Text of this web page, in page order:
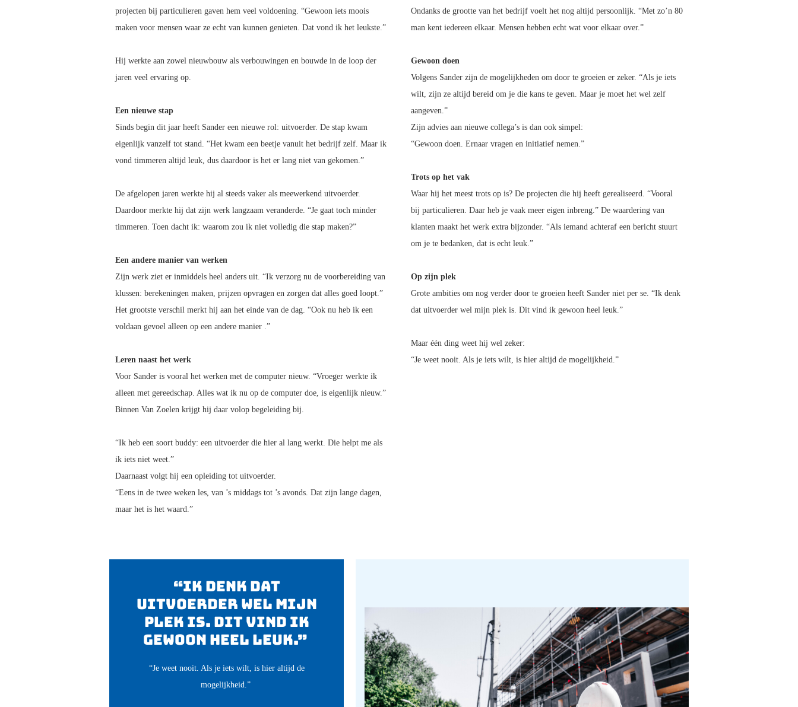
projecten bij particulieren gaven hem veel voldoening. “Gewoon iets moois
maken voor mensen waar ze echt van kunnen genieten. Dat vond ik het leukste.”
Hij werkte aan zowel nieuwbouw als verbouwingen en bouwde in de loop der
jaren veel ervaring op.
Een nieuwe stap
Sinds begin dit jaar heeft Sander een nieuwe rol: uitvoerder. De stap kwam
eigenlijk vanzelf tot stand. “Het kwam een beetje vanuit het bedrijf zelf. Maar ik
vond timmeren altijd leuk, dus daardoor is het er lang niet van gekomen.”
De afgelopen jaren werkte hij al steeds vaker als meewerkend uitvoerder.
Daardoor merkte hij dat zijn werk langzaam veranderde. “Je gaat toch minder
timmeren. Toen dacht ik: waarom zou ik niet volledig die stap maken?”
Een andere manier van werken
Zijn werk ziet er inmiddels heel anders uit. “Ik verzorg nu de voorbereiding van
klussen: berekeningen maken, prijzen opvragen en zorgen dat alles goed loopt.”
Het grootste verschil merkt hij aan het einde van de dag. “Ook nu heb ik een
voldaan gevoel alleen op een andere manier .”
Leren naast het werk
Voor Sander is vooral het werken met de computer nieuw. “Vroeger werkte ik
alleen met gereedschap. Alles wat ik nu op de computer doe, is eigenlijk nieuw.”
Binnen Van Zoelen krijgt hij daar volop begeleiding bij.
“Ik heb een soort buddy: een uitvoerder die hier al lang werkt. Die helpt me als
ik iets niet weet.”
Daarnaast volgt hij een opleiding tot uitvoerder.
“Eens in de twee weken les, van ’s middags tot ’s avonds. Dat zijn lange dagen,
maar het is het waard.”
Ondanks de grootte van het bedrijf voelt het nog altijd persoonlijk. “Met zo’n 80
man kent iedereen elkaar. Mensen hebben echt wat voor elkaar over.”
Gewoon doen
Volgens Sander zijn de mogelijkheden om door te groeien er zeker. “Als je iets
wilt, zijn ze altijd bereid om je die kans te geven. Maar je moet het wel zelf
aangeven.”
Zijn advies aan nieuwe collega’s is dan ook simpel:
“Gewoon doen. Ernaar vragen en initiatief nemen.”
Trots op het vak
Waar hij het meest trots op is? De projecten die hij heeft gerealiseerd. “Vooral
bij particulieren. Daar heb je vaak meer eigen inbreng.” De waardering van
klanten maakt het werk extra bijzonder. “Als iemand achteraf een bericht stuurt
om je te bedanken, dat is echt leuk.”
Op zijn plek
Grote ambities om nog verder door te groeien heeft Sander niet per se. “Ik denk
dat uitvoerder wel mijn plek is. Dit vind ik gewoon heel leuk.”
Maar één ding weet hij wel zeker:
“Je weet nooit. Als je iets wilt, is hier altijd de mogelijkheid.”
“Ik denk dat
uitvoerder wel mijn
plek is. Dit vind ik
gewoon heel leuk.”
“Je weet nooit. Als je iets wilt, is hier altijd de
mogelijkheid.”